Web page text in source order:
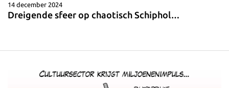
14 december 2024
Dreigende sfeer op chaotisch Schiphol…